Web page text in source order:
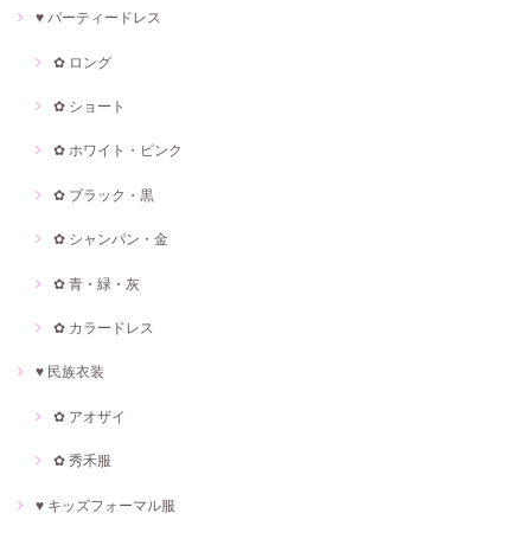
♥ パーティードレス
✿ ロング
✿ ショート
✿ ホワイト・ピンク
✿ ブラック・黒
✿ シャンパン・金
✿ 青・緑・灰
✿ カラードレス
♥ 民族衣装
✿ アオザイ
✿ 秀禾服
♥ キッズフォーマル服